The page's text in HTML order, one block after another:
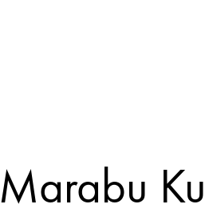
Marabu